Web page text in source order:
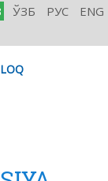
ЎЗБ РУС ENG